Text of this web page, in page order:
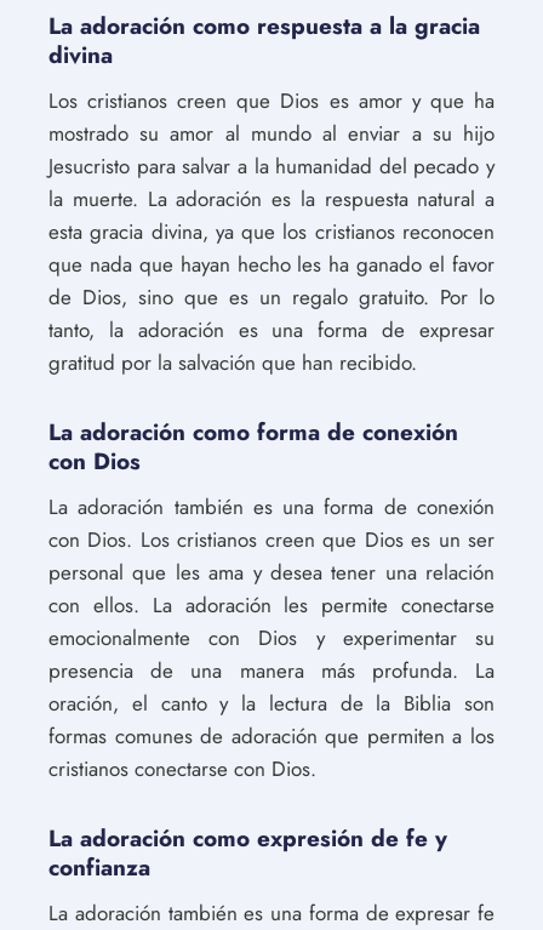
La adoración como respuesta a la gracia
divina
Los cristianos creen que Dios es amor y que ha
mostrado su amor al mundo al enviar a su hijo
Jesucristo para salvar a la humanidad del pecado y
la muerte. La adoración es la respuesta natural a
esta gracia divina, ya que los cristianos reconocen
que nada que hayan hecho les ha ganado el favor
de Dios, sino que es un regalo gratuito. Por lo
tanto, la adoración es una forma de expresar
gratitud por la salvación que han recibido.
La adoración como forma de conexión
con Dios
La adoración también es una forma de conexión
con Dios. Los cristianos creen que Dios es un ser
personal que les ama y desea tener una relación
con ellos. La adoración les permite conectarse
emocionalmente con Dios y experimentar su
presencia de una manera más profunda. La
oración, el canto y la lectura de la Biblia son
formas comunes de adoración que permiten a los
cristianos conectarse con Dios.
La adoración como expresión de fe y
confianza
La adoración también es una forma de expresar fe